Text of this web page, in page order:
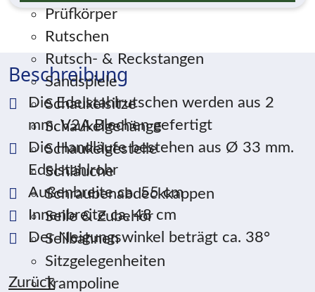
Prüfkörper
Rutschen
Rutsch- & Reckstangen
Sandspiele
Schaukelsitze
Schaukelgehänge
Schaukelgestelle
Schläuche
Schraubenabdeckkappen
Seile & Zubehör
Seilbahnen
Sitzgelegenheiten
Trampoline
Beschreibung
Die Edelstahlrutschen werden aus 2
mm. V2A Blechen gefertigt
Die Handläufe bestehen aus Ø 33 mm.
Edelstahlrohr
Außenbreite ca. 55 cm
Innenbreite ca. 48 cm
Der Neigungswinkel beträgt ca. 38°
Zurück